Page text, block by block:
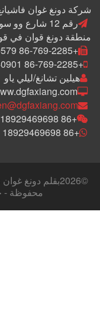
شركة دونغ غوان
رقم 12 شارع
منطقة دونغ قوان في
+86-769-2285 0579
+86-769-2285 0579/13929240901
هيلين تشانغ/ليلي ياو
+86 18929469698
+86 18929469698
©
2026بقلم دونغ
محفوظة -